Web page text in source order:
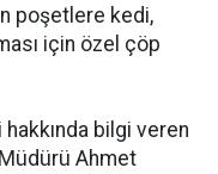
poşetlere kedi,
için özel çöp
bilgi veren
Ahmet